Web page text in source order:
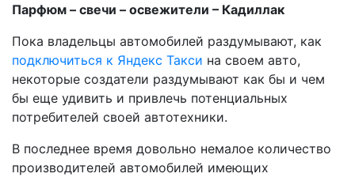
Парфюм – свечи – освежители – Кадиллак
Пока владельцы автомобилей раздумывают, как
подключиться к Яндекс Такси на своем авто,
некоторые создатели раздумывают как бы и чем
бы еще удивить и привлечь потенциальных
потребителей своей автотехники.
В последнее время довольно немалое количество
производителей автомобилей имеющих